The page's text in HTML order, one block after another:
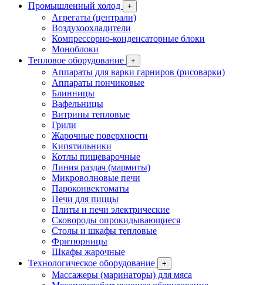
Промышленный холод
+
Агрегаты (централи)
Воздухоохладители
Компрессорно-конденсаторные блоки
Моноблоки
Тепловое оборудование
+
Аппараты для варки гарниров (рисоварки)
Аппараты пончиковые
Блинницы
Вафельницы
Витрины тепловые
Грили
Жарочные поверхности
Кипятильники
Котлы пищеварочные
Линия раздач (мармиты)
Микроволновые печи
Пароконвектоматы
Печи для пиццы
Плиты и печи электрические
Сковороды опрокидывающиеся
Столы и шкафы тепловые
Фритюрницы
Шкафы жарочные
Технологическое оборудование
+
Массажеры (маринаторы) для мяса